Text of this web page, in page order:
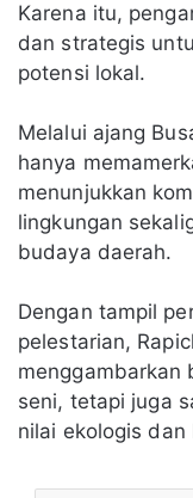
Karena itu,
dan strategis
potensi lokal.
Melalui ajang
hanya
menunjukkan
lingkungan
budaya daerah.
Dengan tampil
pelestarian,
menggambarkan
seni, tetapi juga
nilai ekologis